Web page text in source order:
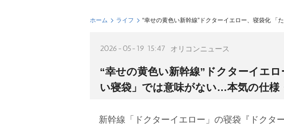
ホーム ライフ “幸せの黄色い新幹線”ドクターイエロー、寝袋化
2026-05-19 15:47 オリコンニュース
“幸せの黄色い新幹線”ドクターイエ
い寝袋」では意味がない…本気の仕様
新幹線「ドクターイエロー」の寝袋『ドクタ